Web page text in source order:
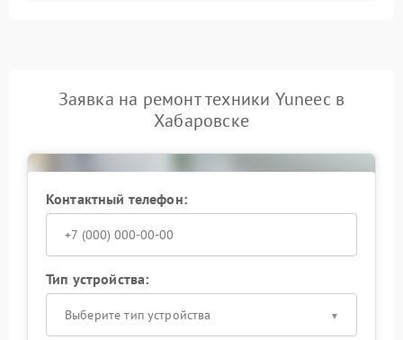
Заявка на ремонт техники Yuneec в
Хабаровске
Контактный телефон:
Тип устройства:
Выберите тип устройства